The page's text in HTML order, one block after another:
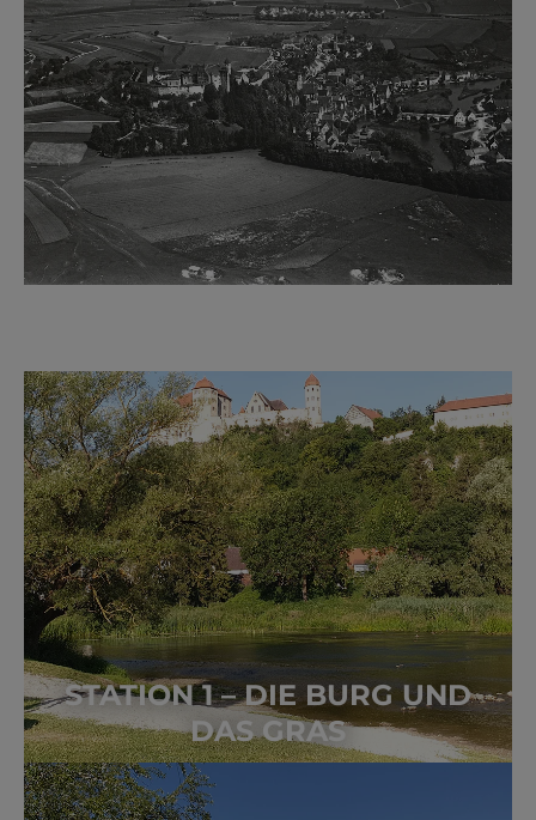
STATION 1 – DIE BURG UND
DAS GRAS